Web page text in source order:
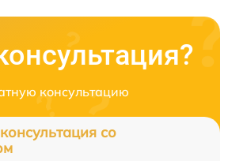
консультацию
со